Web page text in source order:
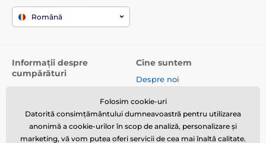
Română
Informații despre
cumpărături
Returnare produse și
reclamații
Cine suntem
Despre noi
Parteneriat cu Galamodino
Folosim cookie-uri
Datorită consimțământului dumneavoastră pentru utilizarea
anonimă a cookie-urilor în scop de analiză, personalizare și
marketing, vă vom putea oferi servicii de cea mai înaltă calitate.